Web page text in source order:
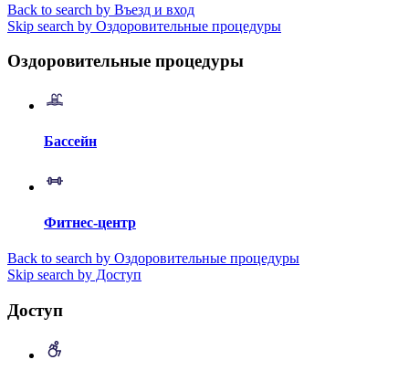
Back to search by Въезд и вход
Skip search by Оздоровительные процедуры
Оздоровительные процедуры
Бассейн
Фитнес-центр
Back to search by Оздоровительные процедуры
Skip search by Доступ
Доступ